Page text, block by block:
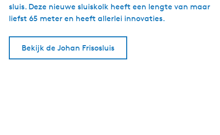
sluis. Deze nieuwe sluiskolk heeft een lengte van maar
liefst 65 meter en heeft allerlei innovaties.
Bekijk de Johan Frisosluis